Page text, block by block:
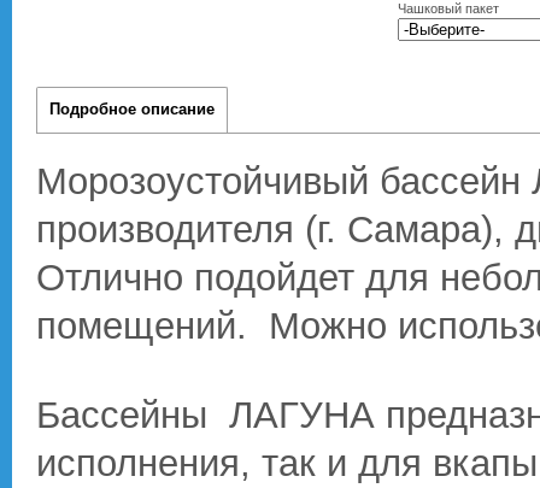
Чашковый пакет
Подробное описание
Морозоустойчивый
производителя (г. Самара),
Отлично подойдет для
помещений. Можно
Бассейны ЛАГУНА
исполнения, так и для